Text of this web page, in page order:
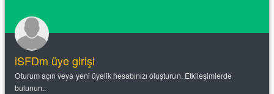
iSFDm üye girişi
Oturum açın veya yeni üyelik hesabınızı oluşturun. Etkileşimlerde
bulunun..